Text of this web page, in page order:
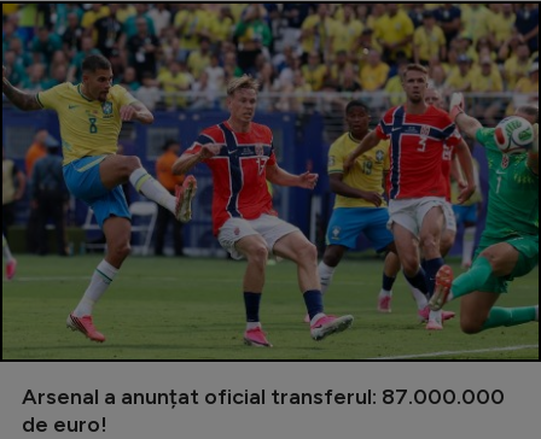
Arsenal a anunțat oficial transferul: 87.000.000
de euro!